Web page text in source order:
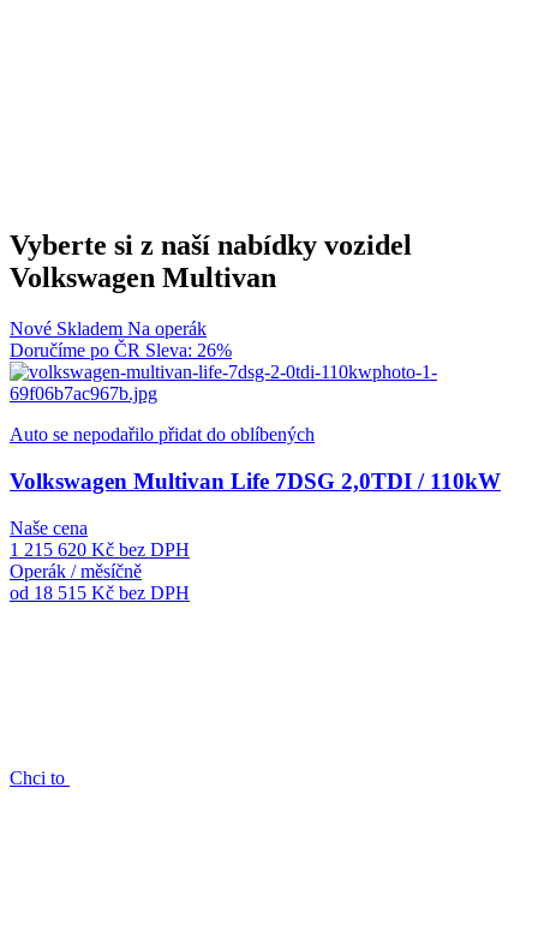
Vyberte si z naší nabídky vozidel
Volkswagen Multivan
Nové Skladem Na operák
Doručíme po ČR Sleva: 26%
Auto se nepodařilo přidat do oblíbených
Volkswagen Multivan Life 7DSG 2,0TDI / 110kW
Naše cena
1 215 620 Kč bez DPH
Operák / měsíčně
od 18 515 Kč bez DPH
Chci to